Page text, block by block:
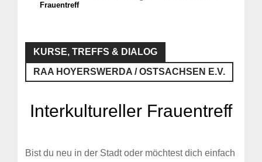
Frauentreff
KURSE, TREFFS & DIALOG
RAA HOYERSWERDA / OSTSACHSEN E.V.
Interkultureller Frauentreff
Bist du neu in der Stadt oder möchtest dich einfach